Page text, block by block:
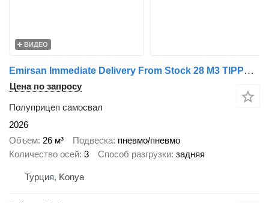
ВИДЕО
Emirsan Immediate Delivery From Stock 28 M3 TIPPER - HARDOX BODY !
Цена по запросу
Полуприцеп самосвал
2026
Объем 26 м³ Подвеска пневмо/пневмо
Количество осей 3 Способ разгрузки задняя
Турция, Konya